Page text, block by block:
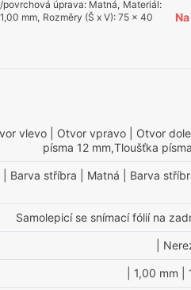
povrchová úprava: Matná, Materiál:
1,00 mm, Rozměry (Š x V):75 x 40
vlevo | Otvor vpravo | Otvor dole
písma 12 mm,Tloušťka
| Barva stříbra | Matná | Barva
Samolepicí se snímací fólií na
|
| 1,00 mm |